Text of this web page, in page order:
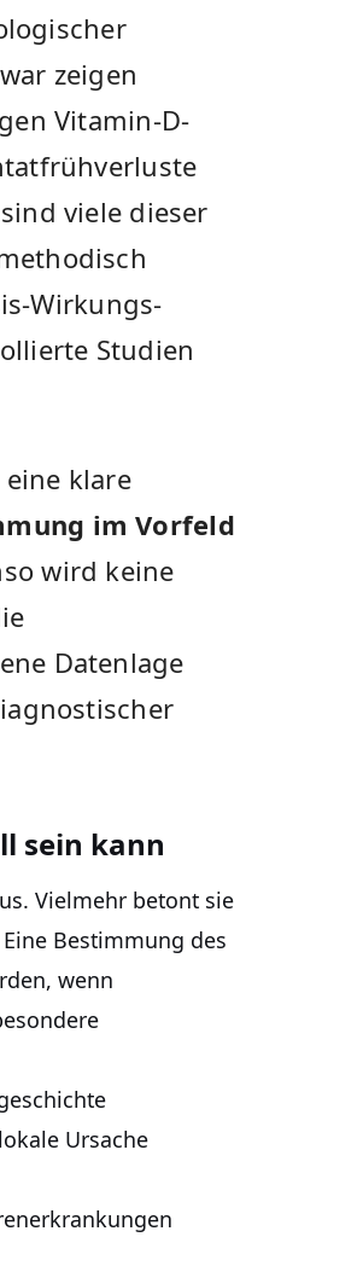
zeigen
Vitamin-D-
viele dieser
Wirkungs-
Studien
klare
im Vorfeld
wird keine
Datenlage
sein kann
Vielmehr betont sie
Bestimmung des
wenn
Ursache